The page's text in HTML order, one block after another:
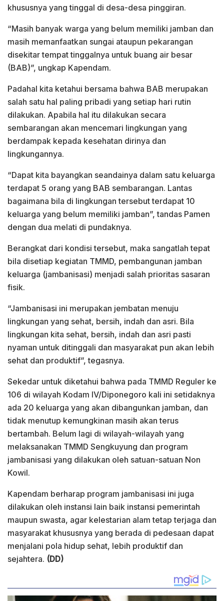
khususnya yang tinggal di desa-desa pinggiran.
“Masih banyak warga yang belum memiliki jamban dan
masih memanfaatkan sungai ataupun pekarangan
disekitar tempat tinggalnya untuk buang air besar
(BAB)”, ungkap Kapendam.
Padahal kita ketahui bersama bahwa BAB merupakan
salah satu hal paling pribadi yang setiap hari rutin
dilakukan. Apabila hal itu dilakukan secara
sembarangan akan mencemari lingkungan yang
berdampak kepada kesehatan dirinya dan
lingkungannya.
“Dapat kita bayangkan seandainya dalam satu keluarga
terdapat 5 orang yang BAB sembarangan. Lantas
bagaimana bila di lingkungan tersebut terdapat 10
keluarga yang belum memiliki jamban”, tandas Pamen
dengan dua melati di pundaknya.
Berangkat dari kondisi tersebut, maka sangatlah tepat
bila disetiap kegiatan TMMD, pembangunan jamban
keluarga (jambanisasi) menjadi salah prioritas sasaran
fisik.
“Jambanisasi ini merupakan jembatan menuju
lingkungan yang sehat, bersih, indah dan asri. Bila
lingkungan kita sehat, bersih, indah dan asri pasti
nyaman untuk ditinggali dan masyarakat pun akan lebih
sehat dan produktif”, tegasnya.
Sekedar untuk diketahui bahwa pada TMMD Reguler ke
106 di wilayah Kodam IV/Diponegoro kali ini setidaknya
ada 20 keluarga yang akan dibangunkan jamban, dan
tidak menutup kemungkinan masih akan terus
bertambah. Belum lagi di wilayah-wilayah yang
melaksanakan TMMD Sengkuyung dan program
jambanisasi yang dilakukan oleh satuan-satuan Non
Kowil.
Kapendam berharap program jambanisasi ini juga
dilakukan oleh instansi lain baik instansi pemerintah
maupun swasta, agar kelestarian alam tetap terjaga dan
masyarakat khususnya yang berada di pedesaan dapat
menjalani pola hidup sehat, lebih produktif dan
sejahtera. (DD)